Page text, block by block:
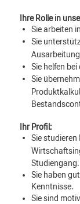
Ihre Rolle in
Sie arbeiten
Sie
Sie helfen
Sie
Ihr Profil:
Sie
Studiengang.
Sie haben
Kenntnisse.
Sie sind